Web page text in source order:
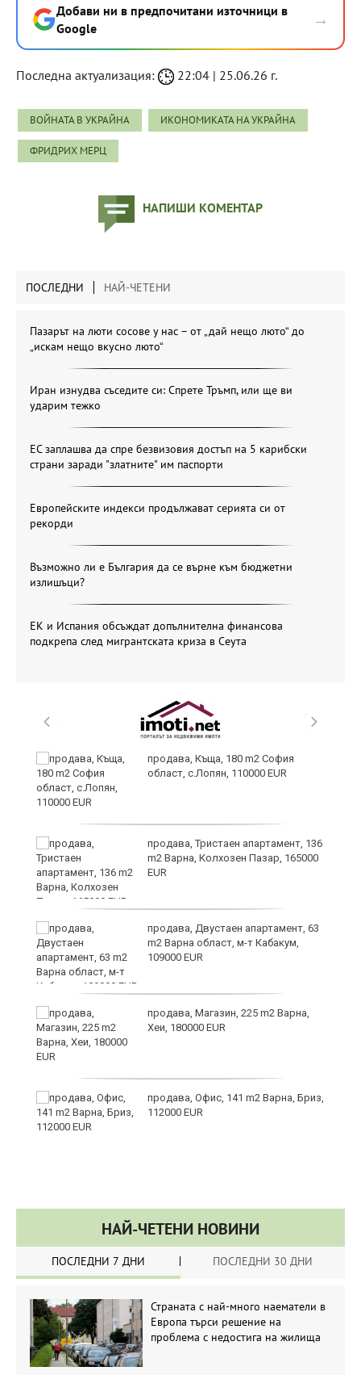
Добави ни в предпочитани източници в
Google
→
Последна актуализация: 22:04 | 25.06.26 г.
ВОЙНАТА В УКРАЙНА ИКОНОМИКАТА НА УКРАЙНА
ФРИДРИХ МЕРЦ
НАПИШИ КОМЕНТАР
ПОСЛЕДНИ НАЙ-ЧЕТЕНИ
Пазарът на люти сосове у нас – от „дай нещо люто“ до
„искам нещо вкусно люто“
Иран изнудва съседите си: Спрете Тръмп, или ще ви
ударим тежко
ЕС заплашва да спре безвизовия достъп на 5 карибски
страни заради "златните" им паспорти
Европейските индекси продължават серията си от
рекорди
Възможно ли е България да се върне към бюджетни
излишъци?
ЕК и Испания обсъждат допълнителна финансова
подкрепа след мигрантската криза в Сеута
продава, Къща, 180 m2 София
област, с.Лопян, 110000 EUR
продава, Тристаен апартамент, 136
m2 Варна, Колхозен Пазар, 165000
EUR
продава, Двустаен апартамент, 63
m2 Варна област, м-т Кабакум,
109000 EUR
продава, Магазин, 225 m2 Варна,
Хеи, 180000 EUR
продава, Офис, 141 m2 Варна, Бриз,
112000 EUR
НАЙ-ЧЕТЕНИ НОВИНИ
ПОСЛЕДНИ 7 ДНИ ПОСЛЕДНИ 30 ДНИ
Страната с най-много наематели в
Европа търси решение на
проблема с недостига на жилища